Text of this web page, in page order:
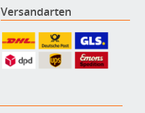
Versandarten